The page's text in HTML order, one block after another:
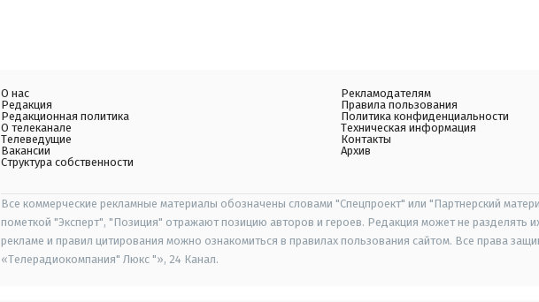
О нас
Редакция
Редакционная политика
О телеканале
Телеведущие
Вакансии
Структура собственности
Рекламодателям
Правила пользования
Политика конфиденциальности
Техническая информация
Контакты
Архив
Все коммерческие рекламные материалы обозначены словами "Спецпроект" или "Партнерский
пометкой "Эксперт", "Позиция" отражают позицию авторов и героев. Редакция может не разделять
рекламе и правил цитирования можно ознакомиться в правилах пользования сайтом. Все права
«Телерадиокомпания" Люкс "», 24 Канал.